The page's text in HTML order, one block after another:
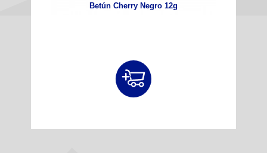
Betún Cherry Negro 12g